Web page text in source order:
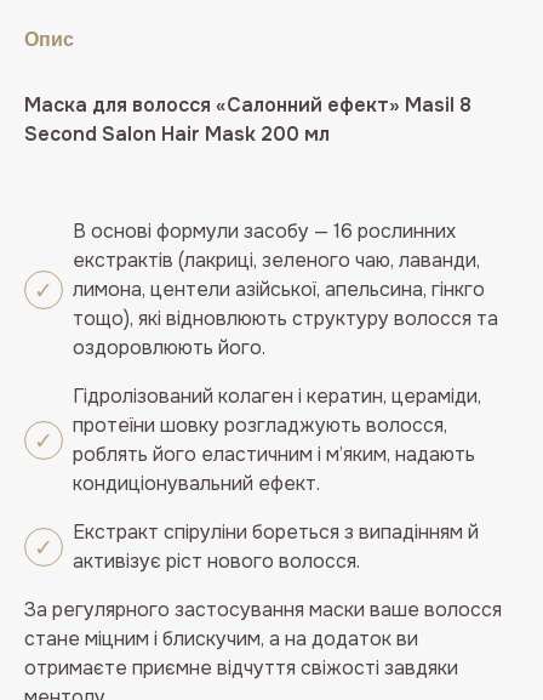
Опис
Маска для волосся «Салонний ефект» Masil 8
Second Salon Hair Mask 200 мл
В основі формули засобу — 16 рослинних
екстрактів (лакриці, зеленого чаю, лаванди,
лимона, центели азійської, апельсина, гінкго
тощо), які відновлюють структуру волосся та
оздоровлюють його.
Гідролізований колаген і кератин, цераміди,
протеїни шовку розгладжують волосся,
роблять його еластичним і м’яким, надають
кондиціонувальний ефект.
Екстракт спіруліни бореться з випадінням й
активізує ріст нового волосся.
За регулярного застосування маски ваше волосся
стане міцним і блискучим, а на додаток ви
отримаєте приємне відчуття свіжості завдяки